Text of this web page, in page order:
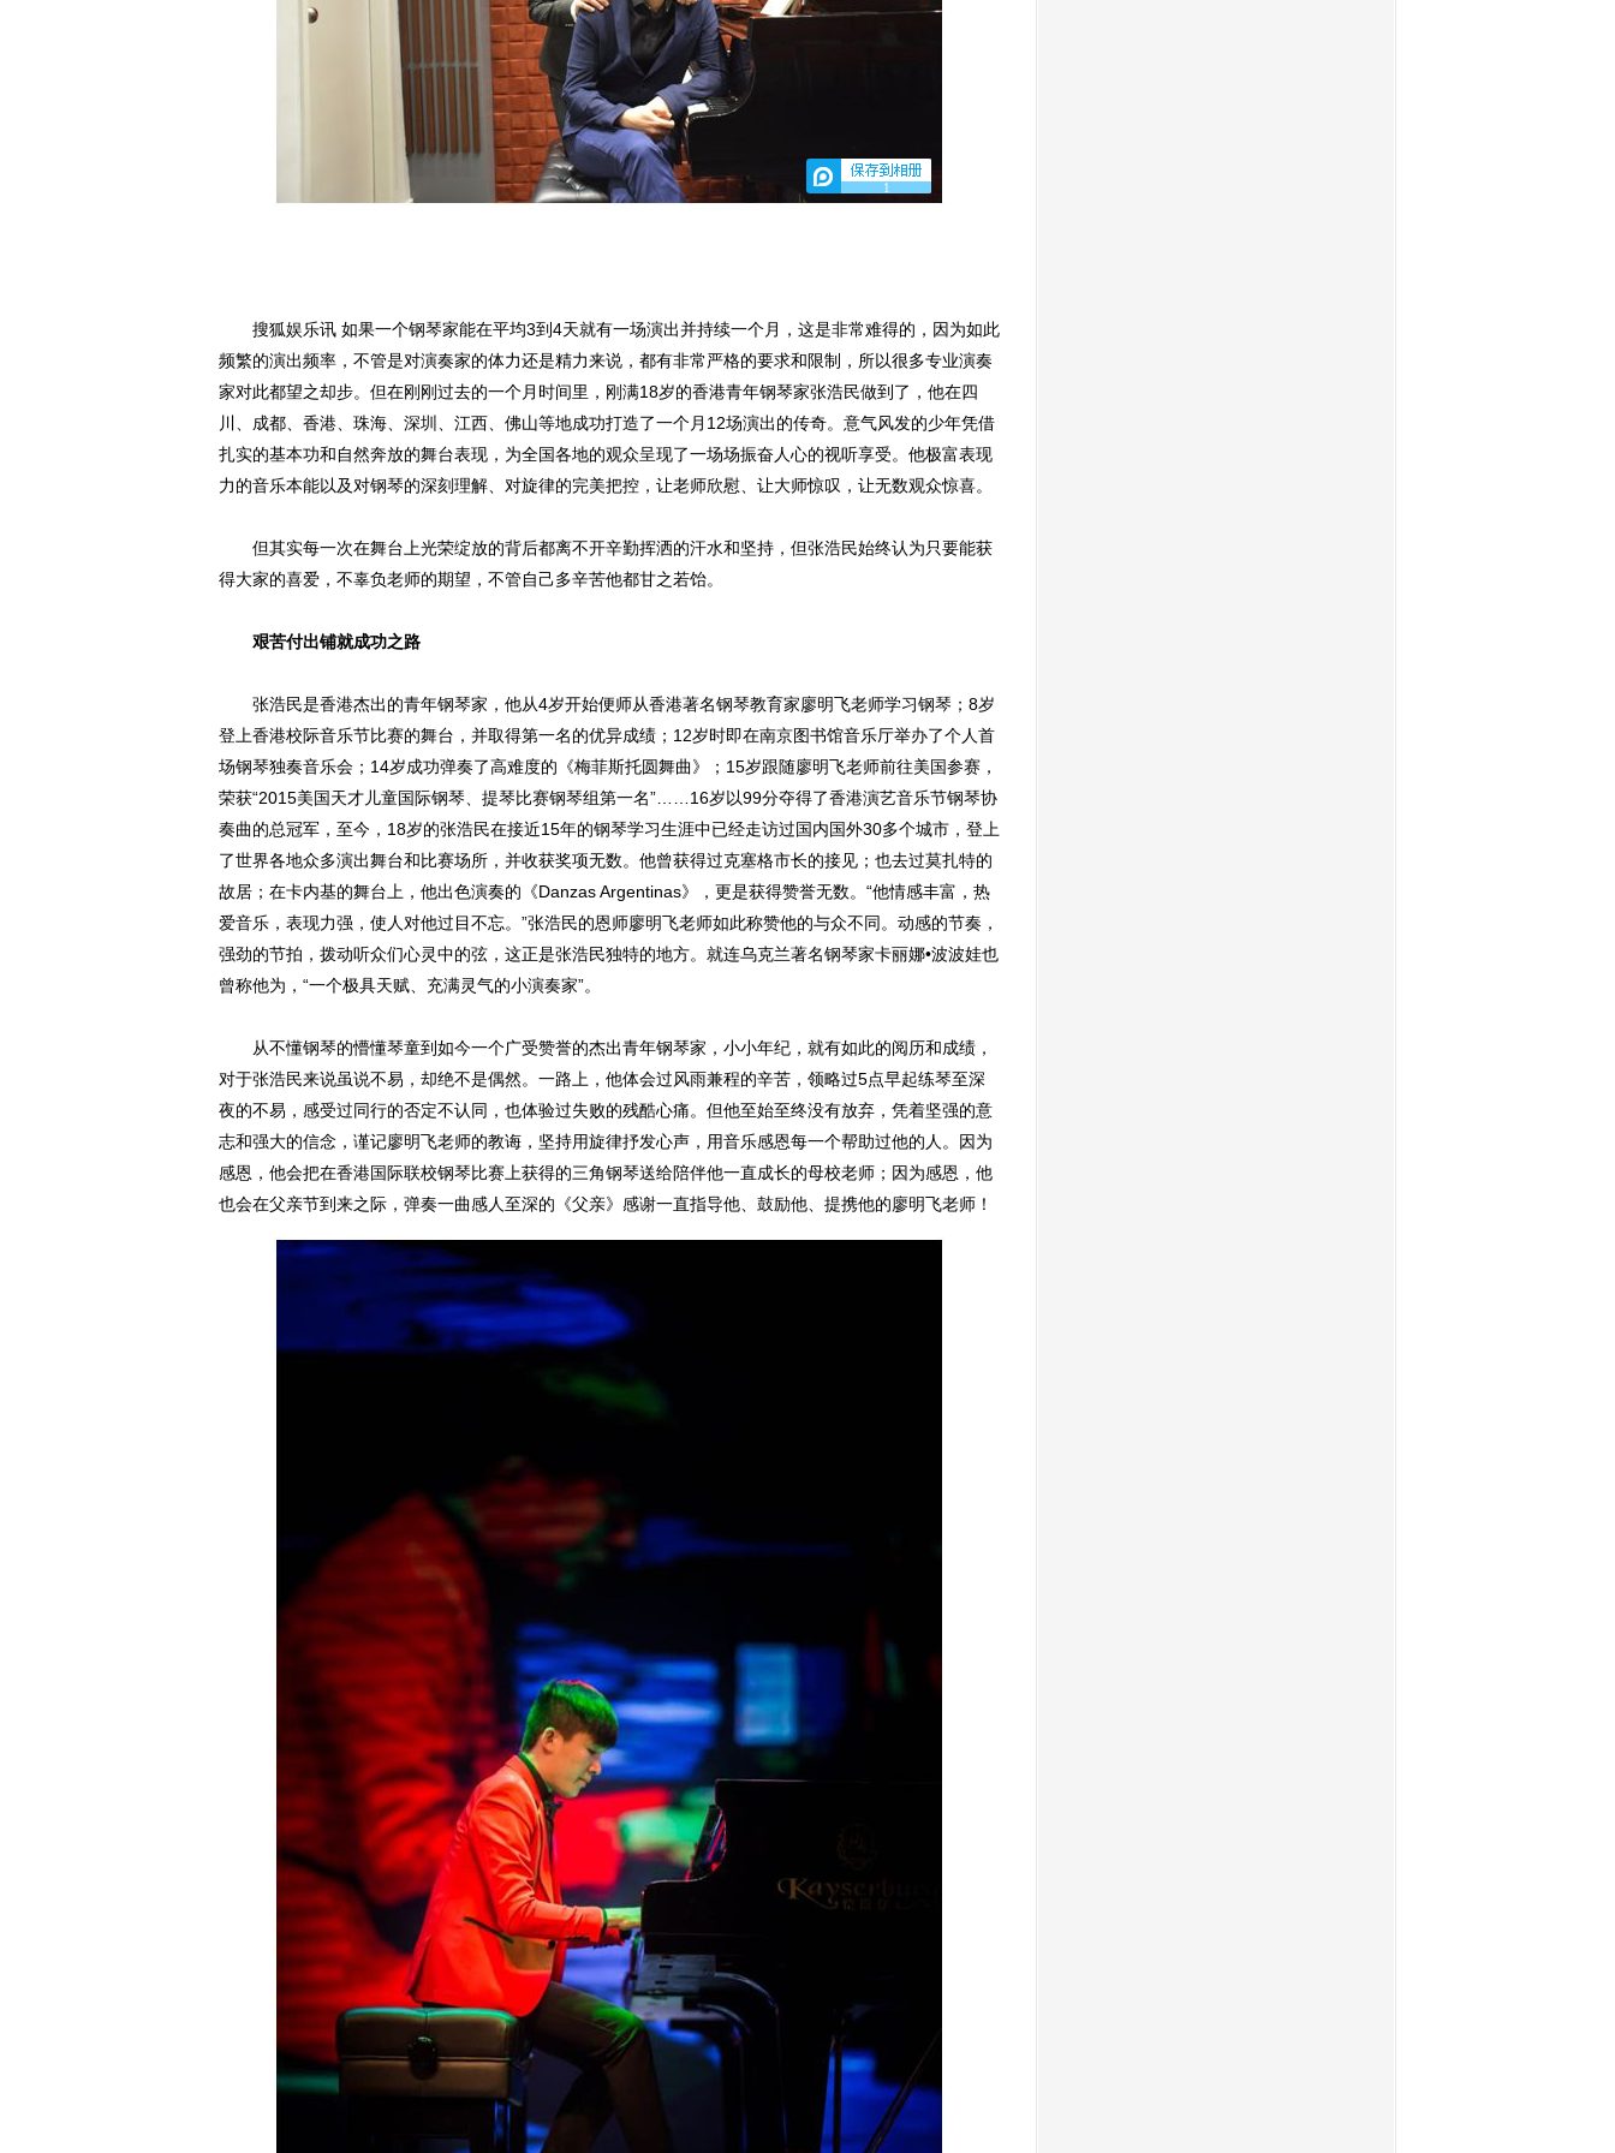
1
搜狐娱乐讯 如果一个钢琴家能在平均3到4天就有一场演出并持续一个月，这是非常难得的，因为如此
频繁的演出频率，不管是对演奏家的体力还是精力来说，都有非常严格的要求和限制，所以很多专业演奏
家对此都望之却步。但在刚刚过去的一个月时间里，刚满18岁的香港青年钢琴家张浩民做到了，他在四
川、成都、香港、珠海、深圳、江西、佛山等地成功打造了一个月12场演出的传奇。意气风发的少年凭借
扎实的基本功和自然奔放的舞台表现，为全国各地的观众呈现了一场场振奋人心的视听享受。他极富表现
力的音乐本能以及对钢琴的深刻理解、对旋律的完美把控，让老师欣慰、让大师惊叹，让无数观众惊喜。
但其实每一次在舞台上光荣绽放的背后都离不开辛勤挥洒的汗水和坚持，但张浩民始终认为只要能获
得大家的喜爱，不辜负老师的期望，不管自己多辛苦他都甘之若饴。
艰苦付出铺就成功之路
张浩民是香港杰出的青年钢琴家，他从4岁开始便师从香港著名钢琴教育家廖明飞老师学习钢琴；8岁
登上香港校际音乐节比赛的舞台，并取得第一名的优异成绩；12岁时即在南京图书馆音乐厅举办了个人首
场钢琴独奏音乐会；14岁成功弹奏了高难度的《梅菲斯托圆舞曲》；15岁跟随廖明飞老师前往美国参赛，
荣获“2015美国天才儿童国际钢琴、提琴比赛钢琴组第一名”……16岁以99分夺得了香港演艺音乐节钢琴协
奏曲的总冠军，至今，18岁的张浩民在接近15年的钢琴学习生涯中已经走访过国内国外30多个城市，登上
了世界各地众多演出舞台和比赛场所，并收获奖项无数。他曾获得过克塞格市长的接见；也去过莫扎特的
故居；在卡内基的舞台上，他出色演奏的《Danzas Argentinas》，更是获得赞誉无数。“他情感丰富，热
爱音乐，表现力强，使人对他过目不忘。”张浩民的恩师廖明飞老师如此称赞他的与众不同。动感的节奏，
强劲的节拍，拨动听众们心灵中的弦，这正是张浩民独特的地方。就连乌克兰著名钢琴家卡丽娜•波波娃也
曾称他为，“一个极具天赋、充满灵气的小演奏家”。
从不懂钢琴的懵懂琴童到如今一个广受赞誉的杰出青年钢琴家，小小年纪，就有如此的阅历和成绩，
对于张浩民来说虽说不易，却绝不是偶然。一路上，他体会过风雨兼程的辛苦，领略过5点早起练琴至深
夜的不易，感受过同行的否定不认同，也体验过失败的残酷心痛。但他至始至终没有放弃，凭着坚强的意
志和强大的信念，谨记廖明飞老师的教诲，坚持用旋律抒发心声，用音乐感恩每一个帮助过他的人。因为
感恩，他会把在香港国际联校钢琴比赛上获得的三角钢琴送给陪伴他一直成长的母校老师；因为感恩，他
也会在父亲节到来之际，弹奏一曲感人至深的《父亲》感谢一直指导他、鼓励他、提携他的廖明飞老师！